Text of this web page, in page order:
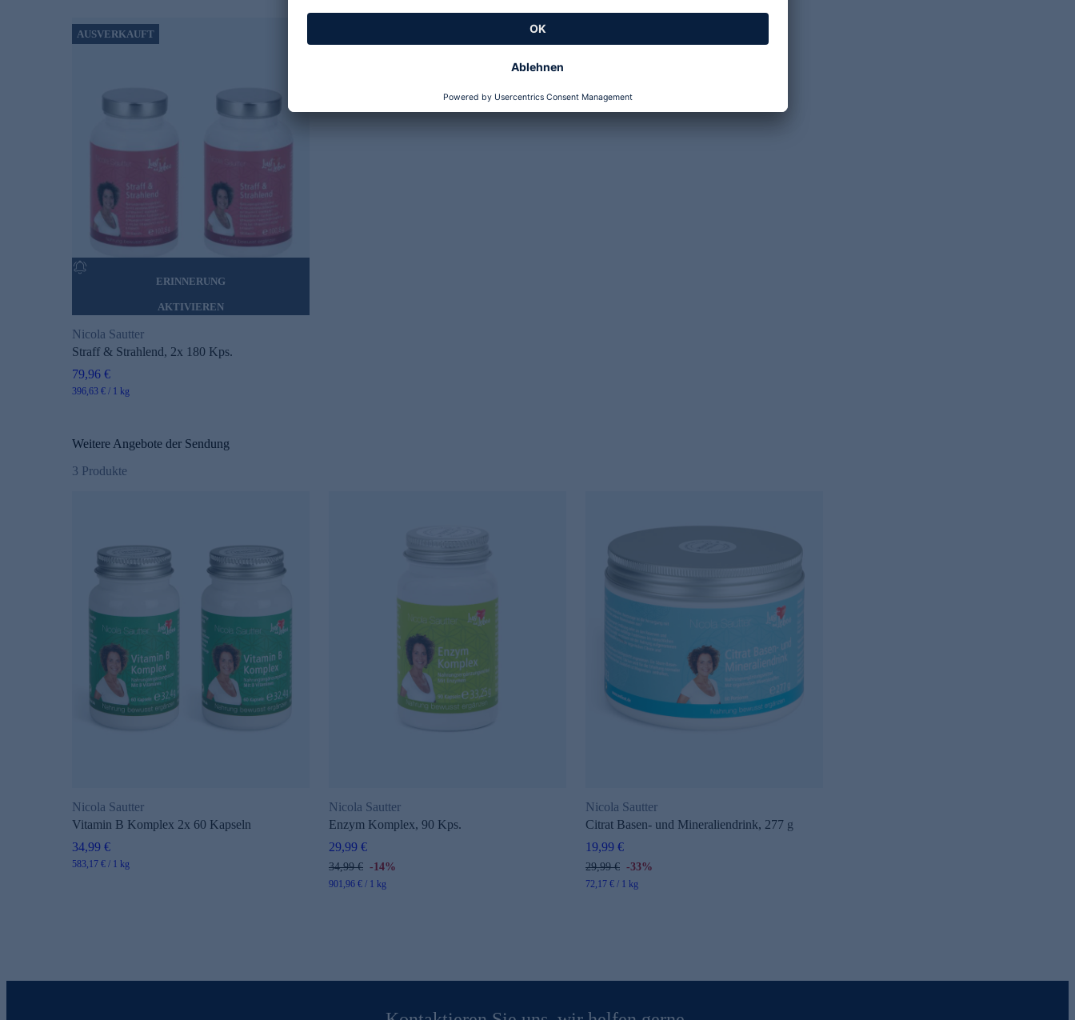
AUSVERKAUFT
ERINNERUNG
AKTIVIEREN
Nicola Sautter
Straff & Strahlend, 2x 180 Kps.
79,96 €
396,63 € / 1 kg
Weitere Angebote der Sendung
3 Produkte
Nicola Sautter
Vitamin B Komplex 2x 60 Kapseln
34,99 €
583,17 € / 1 kg
Nicola Sautter
Enzym Komplex, 90 Kps.
29,99 €
34,99 € -14%
901,96 € / 1 kg
Nicola Sautter
Citrat Basen- und Mineraliendrink, 277 g
19,99 €
29,99 € -33%
72,17 € / 1 kg